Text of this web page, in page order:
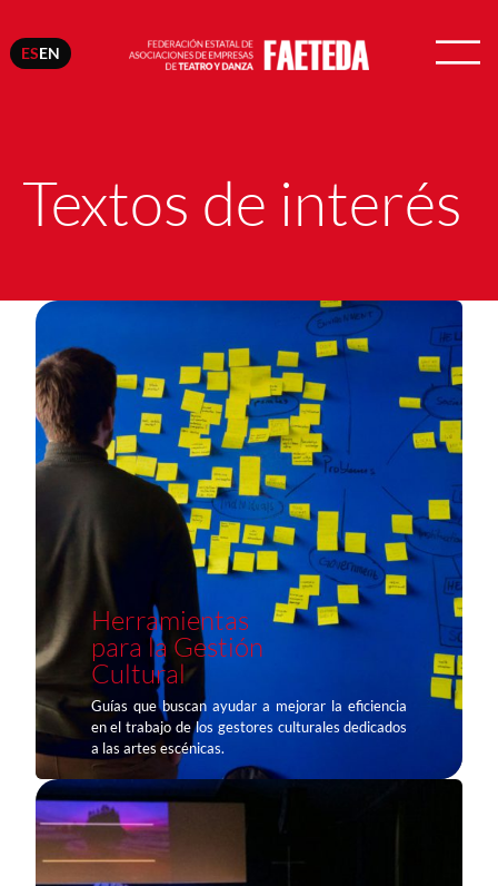
ESEN
Textos de interés
Herramientas
para la Gestión
Cultural
Guías que buscan ayudar a mejorar la eficiencia
en el trabajo de los gestores culturales dedicados
a las artes escénicas.